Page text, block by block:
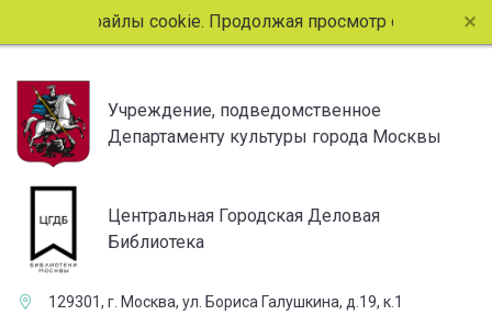
файлы cookie. Продолжая просмотр страниц
Учреждение, подведомственное
Департаменту культуры города Москвы
Центральная Городская Деловая
Библиотека
129301, г. Москва, ул. Бориса Галушкина, д.19, к.1